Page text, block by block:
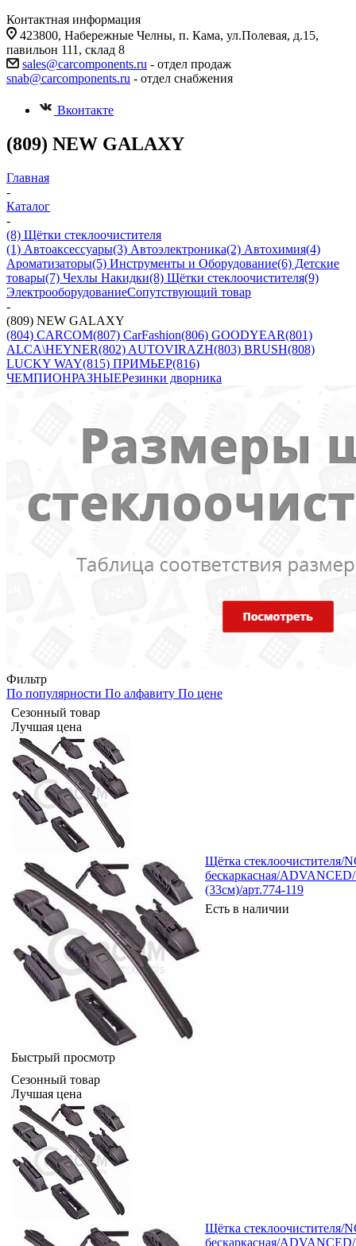
Контактная информация
423800, Набережные Челны, п. Кама, ул.Полевая, д.15,
павильон 111, склад 8
sales@carcomponents.ru - отдел продаж
snab@carcomponents.ru - отдел снабжения
Вконтакте
(809) NEW GALAXY
Главная
-
Каталог
-
(8) Щётки стеклоочистителя
(1) Автоаксессуары(3) Автоэлектроника(2) Автохимия(4)
Ароматизаторы(5) Инструменты и Оборудование(6) Детские
товары(7) Чехлы Накидки(8) Щётки стеклоочистителя(9)
ЭлектрооборудованиеСопутствующий товар
-
(809) NEW GALAXY
(804) CARCOM(807) CarFashion(806) GOODYEAR(801)
ALCA\HEYNER(802) AUTOVIRAZH(803) BRUSH(808)
LUCKY WAY(815) ПРИМЬЕР(816)
ЧЕМПИОНРАЗНЫЕРезинки дворника
Фильтр
По популярности По алфавиту По цене
Сезонный товар
Лучшая цена
Быстрый просмотр
Щётка стеклоочистителя/
бескаркасная/
(33см)/арт.774-119
Есть в наличии
Сезонный товар
Лучшая цена
Щётка стеклоочистителя/
бескаркасная/